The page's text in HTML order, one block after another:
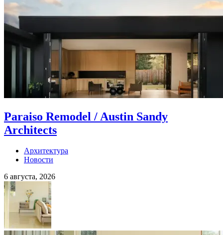
Paraiso Remodel / Austin Sandy
Architects
Архитектура
Новости
6 августа, 2026